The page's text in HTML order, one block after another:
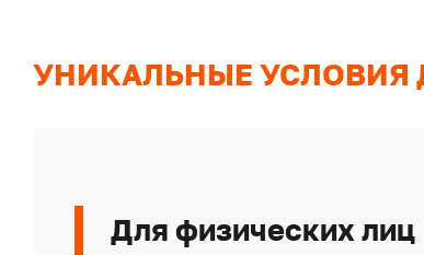
УНИКАЛЬНЫЕ УСЛОВИЯ
Для физических лиц